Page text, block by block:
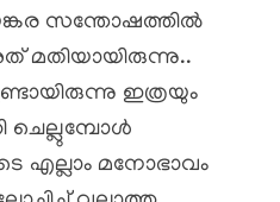
സന്തോഷത്തിൽ
മതിയായിരുന്നു..
ഇത്രയും
ചെല്ലുമ്പോൾ
എല്ലാം മനോഭാവം